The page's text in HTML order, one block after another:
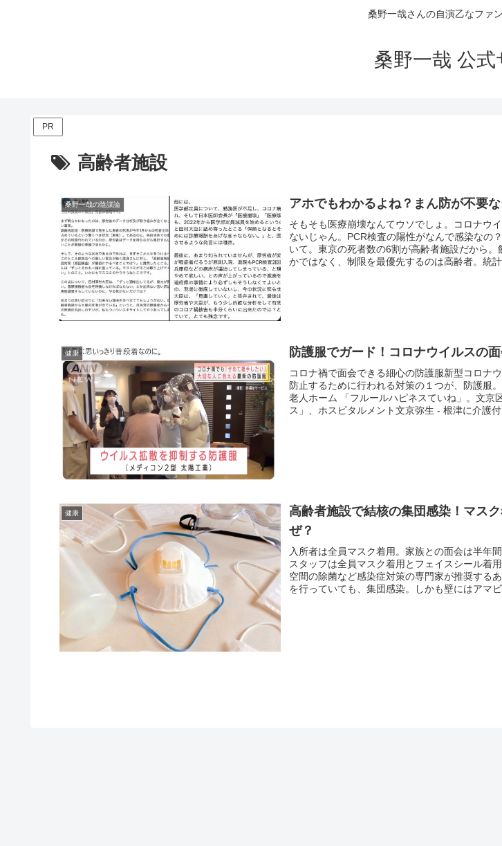
桑野一哉さんの自演乙なファ
桑野一哉 公式
PR
高齢者施設
桑野一哉の陰謀論 アホでもわかるよね？まん防が不要
そもそも医療崩壊なんてウソでしょ。コロナウ
ないじゃん。PCR検査の陽性がなんで感染なの
いて。東京の死者数の6割が高齢者施設だから。
かではなく、制限を最優先するのは高齢者。統計
健康 防護服でガード！コロナウイルスの
コロナ禍で面会できる細心の防護服新型コロナ
防止するために行われる対策の１つが、防護服
老人ホーム 「フルールハピネスていね」。文京
ス」、ホスピタルメント文京弥生 - 根津に介護付
健康
高齢者施設で結核の集団感染！マス
ぜ？
入所者は全員マスク着用。家族との面会は半年
スタッフは全員マスク着用とフェイスシール着
空間の除菌など感染症対策の専門家が推奨する
を行っていても、集団感染。しかも壁にはアマ